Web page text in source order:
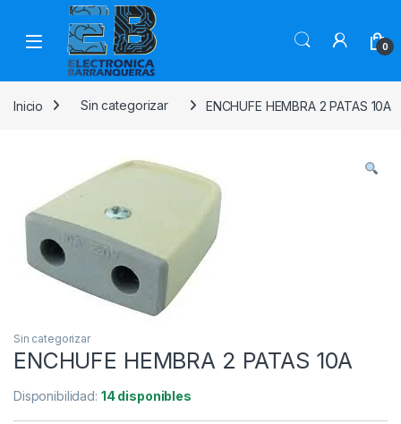
0
Inicio Sin categorizar ENCHUFE HEMBRA 2 PATAS 10A
Sin categorizar
ENCHUFE HEMBRA 2 PATAS 10A
Disponibilidad: 14 disponibles